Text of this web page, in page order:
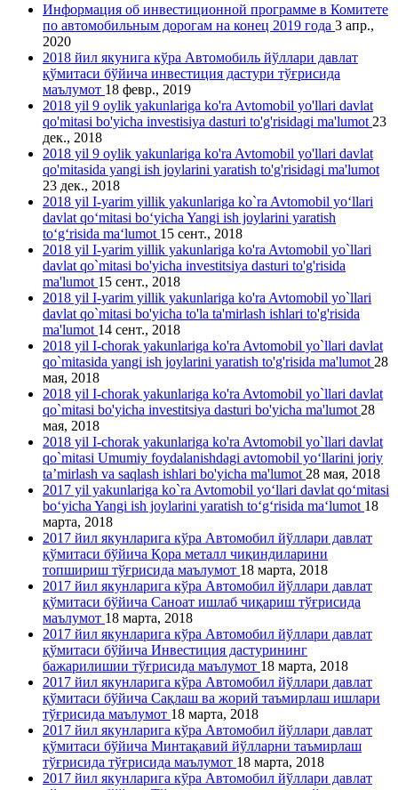
Информация об инвестиционной программе в Комитете
по автомобильным дорогам на конец 2019 года 3 апр.,
2020
2018 йил якунига кўра Автомобиль йўллари давлат
қўмитаси бўйича инвестиция дастури тўғрисида
маълумот 18 февр., 2019
2018 yil 9 oylik yakunlariga ko'ra Avtomobil yo'llari davlat
qo'mitasi bo'yicha investisiya dasturi to'g'risidagi ma'lumot 23
дек., 2018
2018 yil 9 oylik yakunlariga ko'ra Avtomobil yo'llari davlat
qo'mitasida yangi ish joylarini yаratish to'g'risidagi ma'lumot
23 дек., 2018
2018 yil I-yarim yillik yakunlariga ko`ra Avtomobil yo‘llari
davlat qo‘mitasi bo‘yicha Yangi ish joylarini yaratish
to‘g‘risida ma‘lumot 15 сент., 2018
2018 yil I-yarim yillik yakunlariga ko'ra Avtomobil yo`llari
davlat qo`mitasi bo'yicha investitsiya dasturi to'g'risida
ma'lumot 15 сент., 2018
2018 yil I-yarim yillik yakunlariga ko'ra Avtomobil yo`llari
davlat qo`mitasi bo'yicha to'la ta'mirlash ishlari to'g'risida
ma'lumot 14 сент., 2018
2018 yil I-chorak yakunlariga ko'ra Avtomobil yo`llari davlat
qo`mitasida yangi ish joylarini yaratish to'g'risida ma'lumot 28
мая, 2018
2018 yil I-chorak yakunlariga ko'ra Avtomobil yo`llari davlat
qo`mitasi bo'yicha investitsiya dasturi bo'yicha ma'lumot 28
мая, 2018
2018 yil I-chorak yakunlariga ko'ra Avtomobil yo`llari davlat
qo`mitasi Umumiy foydalanishdagi avtomobil yo‘llarini joriy
ta’mirlash va saqlash ishlari bo'yicha ma'lumot 28 мая, 2018
2017 yil yakunlariga ko`ra Avtomobil yo‘llari davlat qo‘mitasi
bo‘yicha Yangi ish joylarini yaratish to‘g‘risida ma‘lumot 18
марта, 2018
2017 йил якунларига кўра Автомобил йўллари давлат
қўмитаси бўйича Қора металл чиқиндиларини
топшириш тўғрисида маълумот 18 марта, 2018
2017 йил якунларига кўра Автомобил йўллари давлат
қўмитаси бўйича Саноат ишлаб чиқариш тўғрисида
маълумот 18 марта, 2018
2017 йил якунларига кўра Автомобил йўллари давлат
қўмитаси бўйича Инвестиция дастурининг
бажарилишии тўғрисида маълумот 18 марта, 2018
2017 йил якунларига кўра Автомобил йўллари давлат
қўмитаси бўйича Сақлаш ва жорий таъмирлаш ишлари
тўғрисида маълумот 18 марта, 2018
2017 йил якунларига кўра Автомобил йўллари давлат
қўмитаси бўйича Минтақавий йўлларни таъмирлаш
тўғрисида тўғрисида маълумот 18 марта, 2018
2017 йил якунларига кўра Автомобил йўллари давлат